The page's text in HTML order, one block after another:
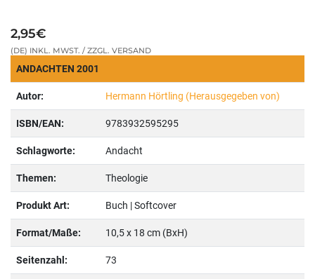
2,95€
(DE) INKL. MWST. / ZZGL. VERSAND
ANDACHTEN 2001
Autor: Hermann Hörtling (Herausgegeben von)
ISBN/EAN: 9783932595295
Schlagworte: Andacht
Themen: Theologie
Produkt Art: Buch | Softcover
Format/Maße: 10,5 x 18 cm (BxH)
Seitenzahl: 73